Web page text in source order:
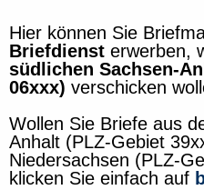
Hier können Sie
Briefdienst erwerben,
südlichen Sachsen-
06xxx) verschicken
Wollen Sie Briefe aus
Anhalt (PLZ-Gebiet
Niedersachsen (PLZ-
klicken Sie einfach auf